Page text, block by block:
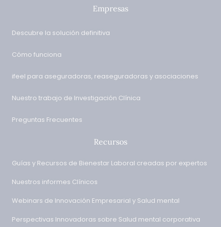
Empresas
Descubre la solución definitiva
Cómo funciona
ifeel para aseguradoras, reaseguradoras y asociaciones
Nuestro trabajo de Investigación Clínica
Preguntas Frecuentes
Recursos
Guías y Recursos de Bienestar Laboral creadas por expertos
Nuestros informes Clínicos
Webinars de Innovación Empresarial y Salud mental
Perspectivas Innovadoras sobre Salud mental corporativa